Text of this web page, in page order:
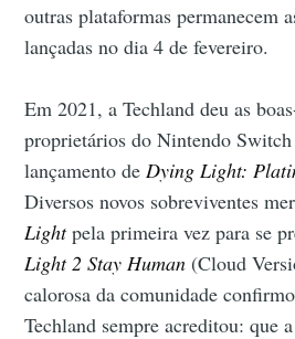
outras plataformas permanecem
lançadas no dia 4 de fevereiro.
Em 2021, a Techland deu as
proprietários do Nintendo
lançamento de Dying Light:
Diversos novos sobreviventes
Lightpela primeira vez para se
Light 2 Stay Human (Cloud
calorosa da comunidade
Techland sempre acreditou: que